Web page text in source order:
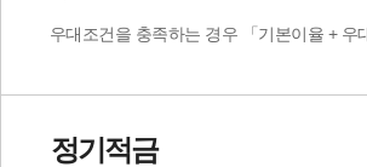
우대조건을 충족하는 경우 「기본이율 +
정기적금